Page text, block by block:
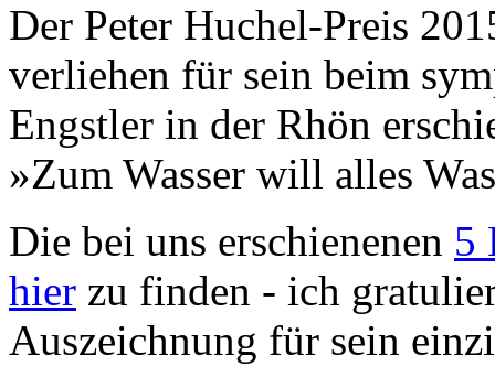
Der Peter Huchel-Preis
verliehen für sein beim
Engstler in der Rhön
»Zum Wasser will alles
Die bei uns erschienenen 5
hier zu finden - ich
Auszeichnung für sein